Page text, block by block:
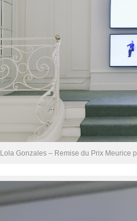
Lola Gonzales – Remise du Prix Meurice